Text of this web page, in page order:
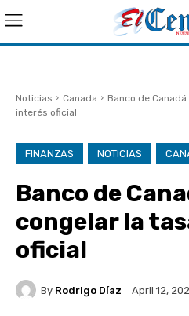
Noticias Canada
Banco de
interés oficial
FINANZAS NOTICIAS
Banco de
congelar la
oficial
By Rodrigo Díaz April 12,